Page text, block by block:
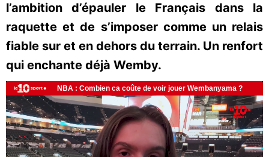
l’ambition d’épauler le Français dans la
raquette et de s’imposer comme un relais
fiable sur et en dehors du terrain. Un renfort
qui enchante déjà Wemby.